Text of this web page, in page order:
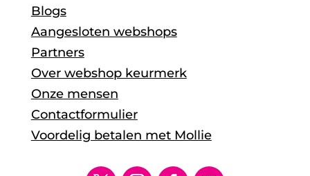
Blogs
Aangesloten webshops
Partners
Over webshop keurmerk
Onze mensen
Contactformulier
Voordelig betalen met Mollie